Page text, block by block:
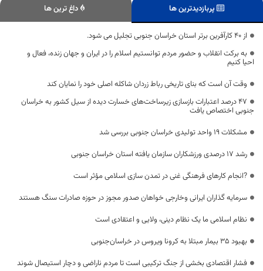
پربازدیدترین ها داغ ترین ها
از ۴۰ کارآفرین برتر استان خراسان جنوبی تجلیل می شود.
به برکت انقلاب و حضور مردم توانستیم اسلام را در ایران و جهان زنده، فعال و
احیا کنیم
وقت آن است که بنای تاریخی رباط زردان شاکله اصلی خود را نمایان کند
۴۷ درصد اعتبارات بازسازی زیرساخت‌های خسارت دیده از سیل کشور به خراسان
جنوبی اختصاص یافت
مشکلات ۱۹ واحد تولیدی خراسان جنوبی بررسی شد
رشد ۱۷ درصدی ورزشکاران سازمان یافته استان خراسان جنوبی
?انجام کارهای فرهنگی غنی در تمدن سازی اسلامی مؤثر است
سرمایه گذاران ایرانی وخارجی خواهان صدور مجوز در حوزه صادرات سنگ هستند
نظام اسلامی ما یک نظام دینی، ولایی و اعتقادی است
بهبود ۳۵ بیمار مبتلا به کرونا ویروس در خراسان‌جنوبی
فشار اقتصادی بخشی از جنگ ترکیبی است تا مردم ناراضی و دچار استیصال شوند